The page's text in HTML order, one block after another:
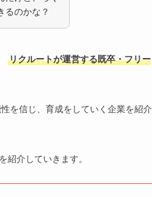
るのかな？
リクルートが運営する既卒・フリー
性を信じ、育成をしていく企業を紹介
紹介していきます。